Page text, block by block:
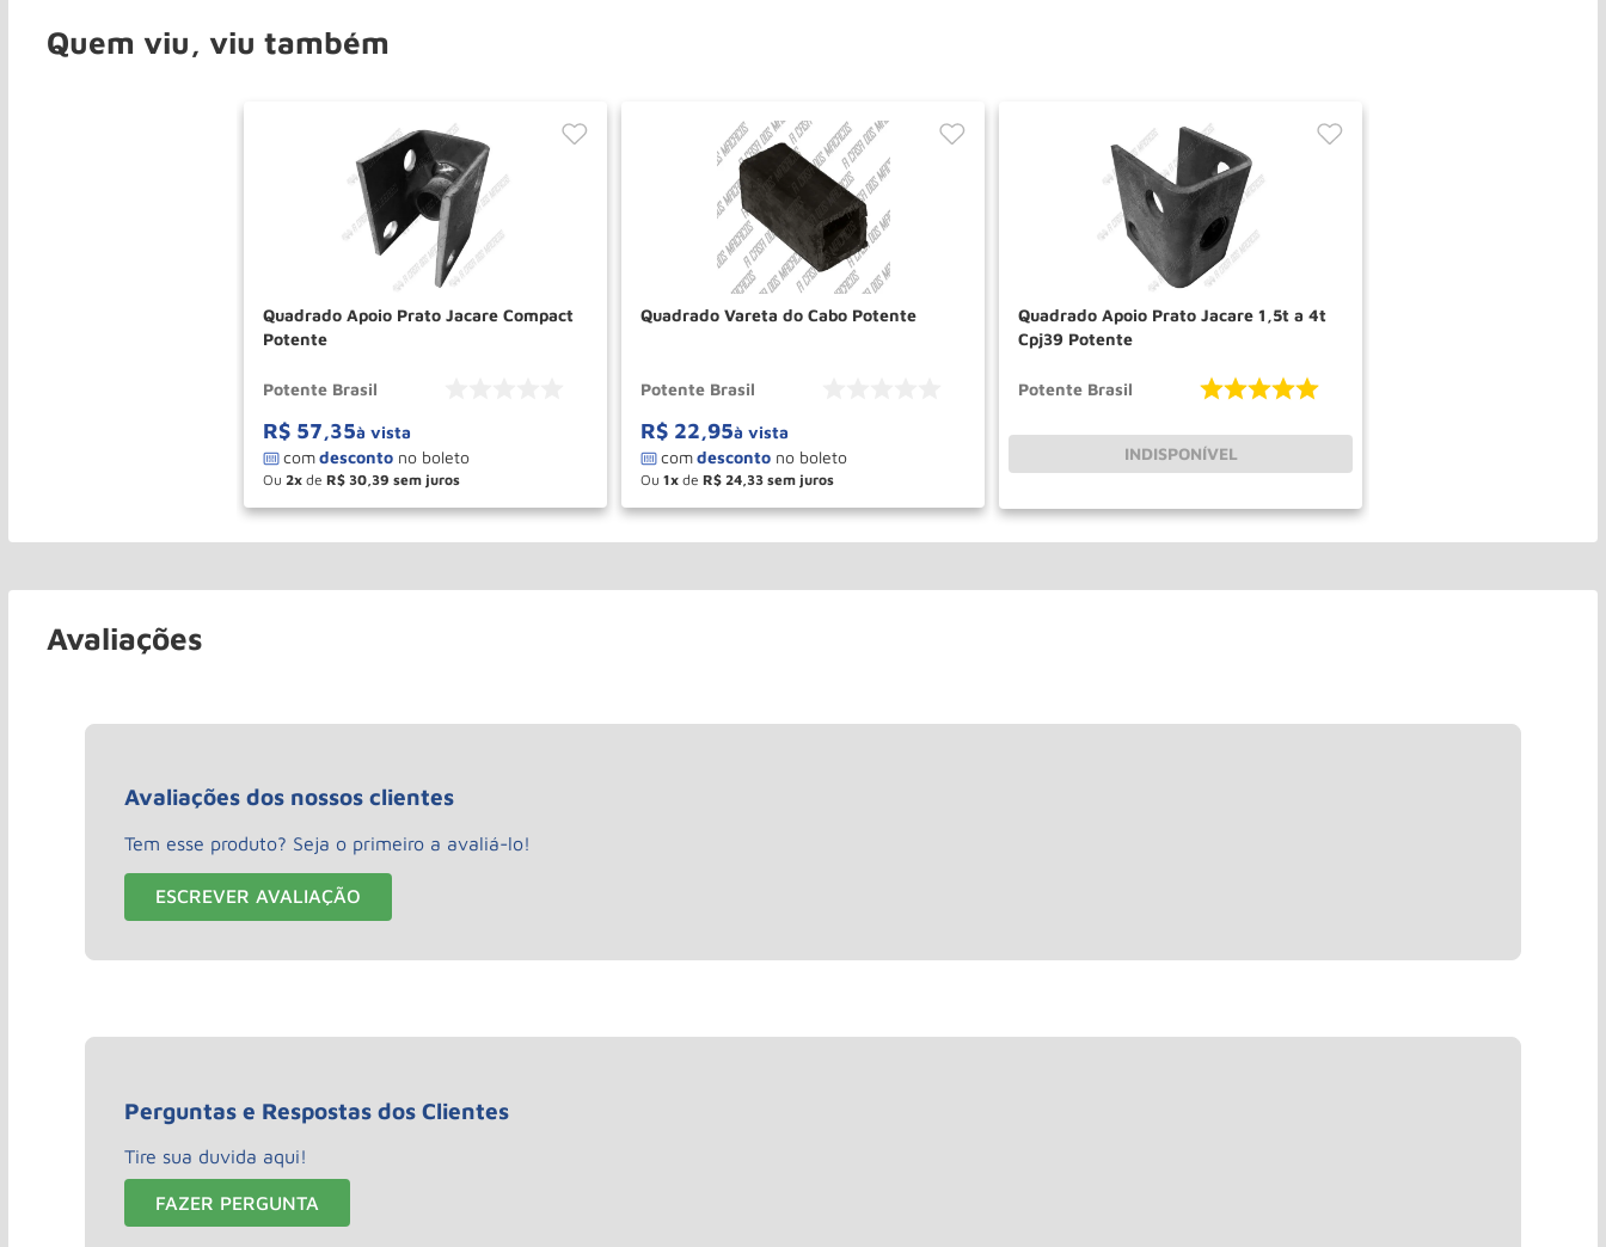
Quem viu, viu também
Quadrado Apoio Prato Jacare Compact
Potente
Potente Brasil
R$ 57,35à vista
Ou 2 de R$ 30 39
＋
－ COMPRAR
Quadrado Vareta do Cabo Potente
Potente Brasil
R$ 22,95à vista
Ou 1 de R$ 24 33
＋
－ COMPRAR
Quadrado Apoio Prato Jacare 1,5t a 4t
Cpj39 Potente
Potente Brasil
INDISPONÍVEL
Avaliações
Avaliações dos nossos clientes
Tem esse produto? Seja o primeiro a avaliá-lo!
ESCREVER AVALIAÇÃO
Perguntas e Respostas dos Clientes
Tire sua duvida aqui!
FAZER PERGUNTA